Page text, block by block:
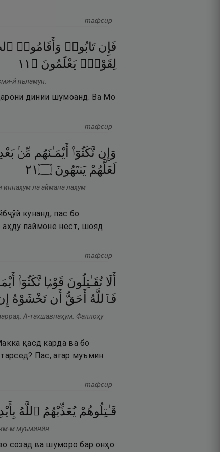
тафсир
فَإِن تَابُوا۟ وَأَقَامُوا۟
لِقَوْمٍۢ يَعْلَمُونَ ۝ ١١
й яъламун.
динии шумоанд. Ва Мо
тафсир
وَإِن نَّكَثُوٓا۟ أَيْمَـٰنَهُم مِّنۢ
لَعَلَّهُمْ يَنتَهُونَ ۝١٢
иннаҳум ла аймана лаҳум
кунанд, пас бо
паймоне нест, шояд
тафсир
أَلَا تُقَـٰتِلُونَ قَوْمًۭا نَّكَثُوٓا۟
فَٱللَّهُ
أَحَقُّ أَن تَخْشَوْهُ
А-тахшавнаҳум. Фаллоҳу
қасд карда ва бо
Пас, агар муъмин
тафсир
قَـٰتِلُوهُمْ يُعَذِّبْهُمُ ٱللَّهُ
м муъминӣн.
созад ва шуморо бар онҳо